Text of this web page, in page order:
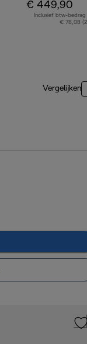
€ 449,90
Inclusief btw-bedrag
€ 78,08
Vergelijken